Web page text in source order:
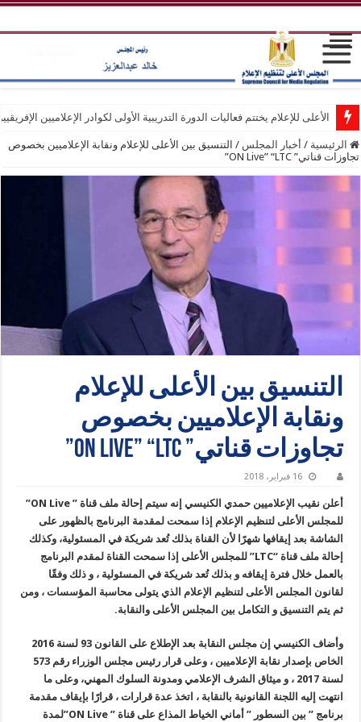
الأعلى للإعلام يختتم فعاليات الدورة التدريبية الأولى لكوادر الإعلاميين
الرئيسية / أخبار المجلس / التنسيق بين الأعلى للإعلام ونقابة الإعلاميين بخصوص
تجاوزات قناتي” ON Live” “LTC”
التنسيق بين الأعلى للإعلام
ونقابة الإعلاميين بخصوص
تجاوزات قناتي” ON Live” “LTC”
16 فبراير، 2018
أعلن نقيب الإعلاميين حمدي الكنيسي إنه سيتم إحالة ملف قناة ” ON Live”
للمجلس الأعلى لتنظيم الإعلام إذا سمحت لمقدمة البرنامج بالظهور على
الشاشة بعد إيقافها شهرًا لأن القناة بذلك تُعد شريكة في المسئولية، وكذلك
إحالة ملف قناة “LTC” للمجلس الأعلى إذا سمحت القناة لمقدم البرنامج
بالعمل خلال فترة إيقافه و بذلك تُعد شريكة في المسئولية ، و ذلك وفقًا
لقانون المجلس الأعلى لتنظيم الإعلام الذي يتولى محاسبة المؤسسات ، ومن
ثم يتم التنسيق و التكامل بين المجلس الأعلى والنقابة.
وأضاف الكنيسي إن مجلس النقابة بعد الإطلاع على القانون 93 لسنة 2016
الخاص بإصدار نقابة الإعلاميين ، وعلى قرار رئيس مجلس الوزراء رقم 573
لسنة 2017 ، و ميثاق الشرف الإعلامي ومدونة السلوك المهني، وعلى ما
انتهت إليه اللجنة القانونية بالنقابة ، اتخذ عدة قرارات ، قرارًا بإيقاف مقدمة
برنامج ” بين السطور ” أماني الخياط المذاع على قناة ” ON Live”لمدة